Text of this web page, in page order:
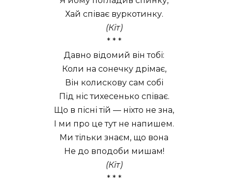
Хай співає вуркотинку.
(Кіт)
* * *
Давно відомий він тобі:
Коли на сонечку дрімає,
Він колискову сам собі
Під ніс тихесенько співає.
Що в пісні тій — ніхто не зна,
І ми про це тут не напишем.
Ми тільки знаєм, що вона
Не до вподоби мишам!
(Кіт)
* * *